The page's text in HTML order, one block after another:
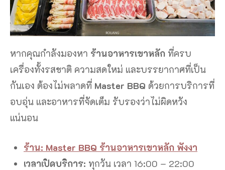
หากคุณกำลังมองหา ร้านอาหารเขาหลัก ที่ครบ
เครื่องทั้งรสชาติ ความสดใหม่ และบรรยากาศที่เป็น
กันเอง ต้องไม่พลาดที่ Master BBQ ด้วยการบริการที่
อบอุ่น และอาหารที่จัดเต็ม รับรองว่าไม่ผิดหวัง
แน่นอน
ร้าน: Master BBQ ร้านอาหารเขาหลัก พังงา
เวลาเปิดบริการ: ทุกวัน เวลา 16:00 – 22:00